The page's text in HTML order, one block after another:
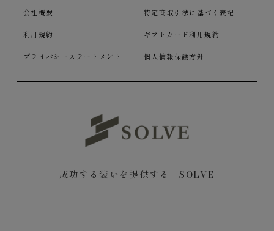
会社概要 特定商取引法に基づく表記
利用規約 ギフトカード利用規約
プライバシーステートメント 個人情報保護方針
成功する装いを提供する SOLVE